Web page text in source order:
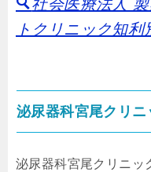
社会医療法人
トクリニック知
泌尿器科宮尾クリ
泌尿器科宮尾クリニッ